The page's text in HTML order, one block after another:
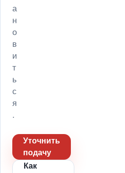
а
н
о
в
и
т
ь
с
я
.
Уточнить
подачу
Как